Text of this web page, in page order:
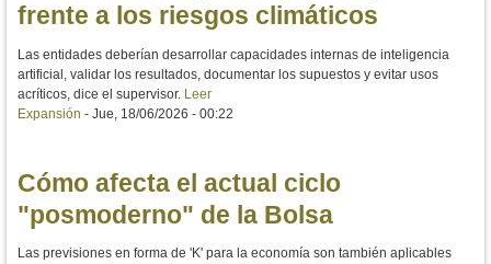
frente a los riesgos climáticos
Las entidades deberían desarrollar capacidades internas de inteligencia
artificial, validar los resultados, documentar los supuestos y evitar usos
acríticos, dice el supervisor. Leer
Expansión - Jue, 18/06/2026 - 00:22
Cómo afecta el actual ciclo
"posmoderno" de la Bolsa
Las previsiones en forma de 'K' para la economía son también aplicables